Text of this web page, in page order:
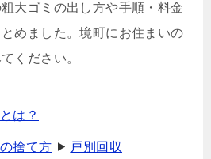
大ゴミの出し方や手順・料金
めました。境町にお住まいの
ください。
は？
捨て方 戸別回収